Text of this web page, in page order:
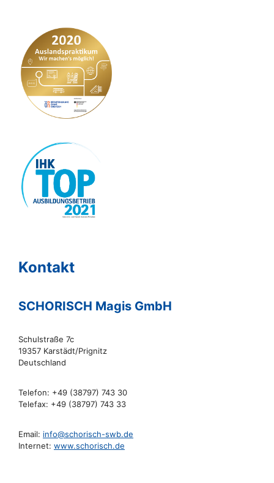
Kontakt
SCHORISCH Magis GmbH
Schulstraße 7c
19357 Karstädt/Prignitz
Deutschland
Telefon: +49 (38797) 743 30
Telefax: +49 (38797) 743 33
Email: info@schorisch-swb.de
Internet: www.schorisch.de